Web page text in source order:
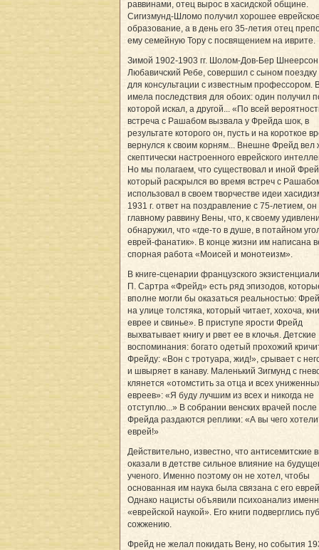
раввинами, отец вырос в хасидской общине.
Сигизмунд-Шломо получил хорошее
образование, а в день его 35-летия отец
ему семейную Тору с посвящением на иврите.
Зимой 1902-1903 гг. Шолом-Дов-Бер
Любавичский Ребе, совершил с сыном поездку
для консультации с известным профессором.
имела последствия для обоих: один получил
которой искал, а другой... «По всей
встреча с Рашабом вызвала у Фрейда шок, в
результате которого он, пусть и на короткое
вернулся к своим корням... Внешне Фрейд вел
скептически настроенного еврейского
Но мы полагаем, что существовал и иной
который раскрылся во время встреч с
использовал в своем творчестве идеи
1931 г. ответ на поздравление с 75-летием,
главному раввину Вены, что, к своему
обнаружил, что «где-то в душе, в потайном
еврей-фанатик». В конце жизни им написана
спорная работа «Моисей и монотеизм».
В книге-сценарии французского
П. Сартра «Фрейд» есть ряд эпизодов,
вполне могли бы оказаться реальностью:
на улице толстяка, который читает, хохоча,
еврее и свинье». В приступе ярости Фрейд
выхватывает книгу и рвет ее в клочья. Детские
воспоминания: богато одетый прохожий
Фрейду: «Вон с тротуара, жид!», срывает с
и швыряет в канаву. Маленький Зигмунд с
клянется «отомстить за отца и всех
евреев»: «Я буду лучшим из всех и никогда не
отступлю...» В собрании венских врачей
Фрейда раздаются реплики: «А вы чего
еврей!»
Действительно, известно, что антисемитские
оказали в детстве сильное влияние на
ученого. Именно поэтому он не хотел, чтобы
основанная им наука была связана с его
Однако нацисты объявили психоанализ
«еврейской наукой». Его книги подверглись
сожжению.
Фрейд не желал покидать Вену, но события